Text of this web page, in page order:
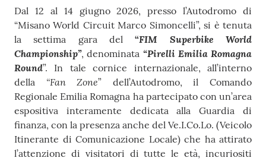
Contenuto
Dal 12 al 14 giugno 2026, presso l’Autodromo di
“Misano World Circuit Marco Simoncelli”, si è tenuta
la settima gara del“FIM Superbike World
Championship”, denominata “Pirelli Emilia Romagna
Round”. In tale cornice internazionale, all’interno
della “Fan Zone” dell’Autodromo, il Comando
Regionale Emilia Romagna ha partecipato con un’area
espositiva interamente dedicata alla Guardia di
finanza, con la presenza anche del Ve.I.Co.Lo. (Veicolo
Itinerante di Comunicazione Locale) che ha attirato
l’attenzione di visitatori di tutte le età, incuriositi